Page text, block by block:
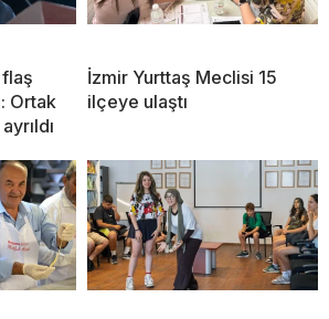
flaş
Ortak
İzmir Yurttaş Meclisi 15
ilçeye ulaştı